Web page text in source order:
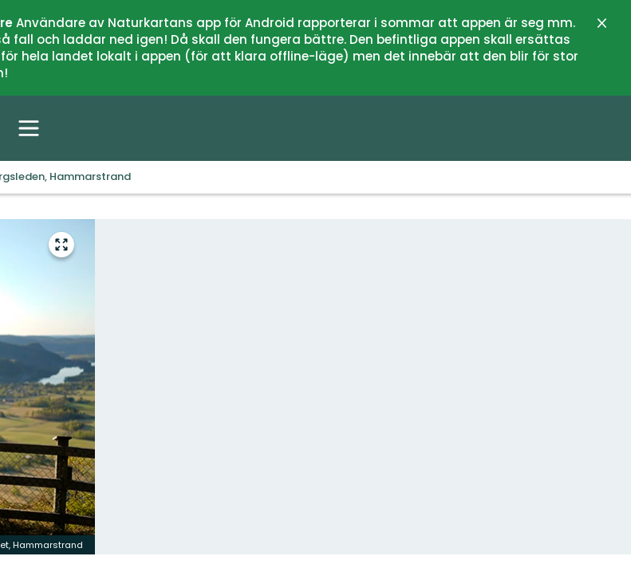
Användare av Naturkartans app för Android rapporterar i sommar att appen är seg mm.
fall och laddar ned igen! Då skall den fungera bättre. Den befintliga appen skall ersättas
hela landet lokalt i appen (för att klara offline-läge) men det innebär att den blir för stor
Hammarstrand
Gå
till
Hammarstrand